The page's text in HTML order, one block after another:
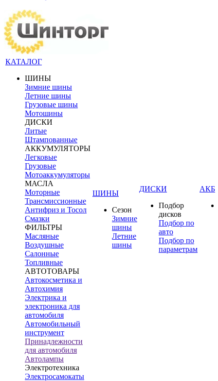
КАТАЛОГ
ШИНЫ
Зимние шины
Летние шины
Грузовые шины
Мотошины
ДИСКИ
Литые
Штампованные
АККУМУЛЯТОРЫ
Легковые
Грузовые
Мотоаккумуляторы
МАСЛА
Моторные
Трансмиссионные
Антифриз и Тосол
Смазки
ФИЛЬТРЫ
Масляные
Воздушные
Салонные
Топливные
АВТОТОВАРЫ
Автокосметика и
Автохимия
Электрика и
электроника для
автомобиля
Автомобильный
инструмент
Принадлежности
для автомобиля
Автолампы
Электротехника
Электросамокаты
ШИНЫ
Сезон
Зимние
шины
Летние
шины
ДИСКИ
Подбор
дисков
Подбор по
авто
Подбор по
параметрам
АКБ